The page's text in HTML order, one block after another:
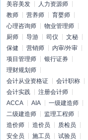
美容美发
人力资源师
教师
营养师
育婴师
心理咨询师
物业管理师
厨师
导游 司仪
文秘
保健
营销师
内审/外审
项目管理师
银行证券
理财规划师
会计从业资格证
会计职称
会计实践
注册会计师
ACCA
AIA
一级建造师
二级建造师
监理工程师
造价师
造价员
质检员
安全员
施工员
试验员